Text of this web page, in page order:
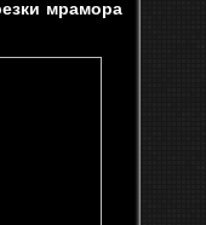
мрамора